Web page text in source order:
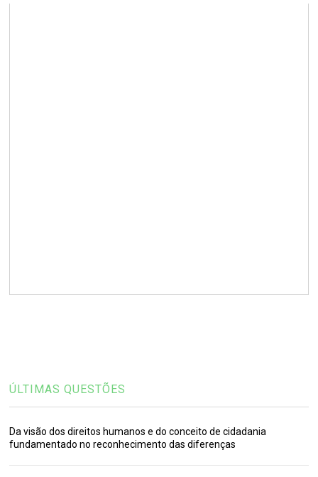
ÚLTIMAS QUESTÕES
Da visão dos direitos humanos e do conceito de cidadania
fundamentado no reconhecimento das diferenças